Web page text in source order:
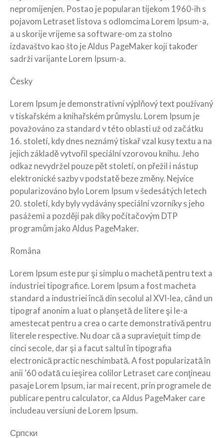
nepromijenjen. Postao je popularan tijekom 1960-ih s
pojavom Letraset listova s odlomcima Lorem Ipsum-a,
a u skorije vrijeme sa software-om za stolno
izdavaštvo kao što je Aldus PageMaker koji također
sadrži varijante Lorem Ipsum-a.
Česky
Lorem Ipsum je demonstrativní výplňový text používaný
v tiskařském a knihařském průmyslu. Lorem Ipsum je
považováno za standard v této oblasti už od začátku
16. století, kdy dnes neznámý tiskař vzal kusy textu a na
jejich základě vytvořil speciální vzorovou knihu. Jeho
odkaz nevydržel pouze pět století, on přežil i nástup
elektronické sazby v podstatě beze změny. Nejvíce
popularizováno bylo Lorem Ipsum v šedesátých letech
20. století, kdy byly vydávány speciální vzorníky s jeho
pasážemi a později pak díky počítačovým DTP
programům jako Aldus PageMaker.
Româna
Lorem Ipsum este pur şi simplu o machetă pentru text a
industriei tipografice. Lorem Ipsum a fost macheta
standard a industriei încă din secolul al XVI-lea, când un
tipograf anonim a luat o planşetă de litere şi le-a
amestecat pentru a crea o carte demonstrativă pentru
literele respective. Nu doar că a supravieţuit timp de
cinci secole, dar şi a facut saltul în tipografia
electronică practic neschimbată. A fost popularizată în
anii ’60 odată cu ieşirea colilor Letraset care conţineau
pasaje Lorem Ipsum, iar mai recent, prin programele de
publicare pentru calculator, ca Aldus PageMaker care
includeau versiuni de Lorem Ipsum.
Српски